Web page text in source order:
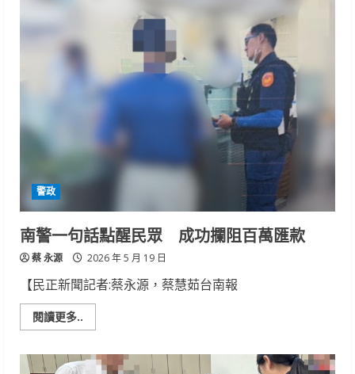
廟
場
資
這
邊
警政
南警一句話點醒民眾 成功攔阻百萬匯款
蔡 永源 2026 年 5 月 19 日
【民正新聞記者:蔡永源，蔡慧茹台南報
閱讀更多..
more
警